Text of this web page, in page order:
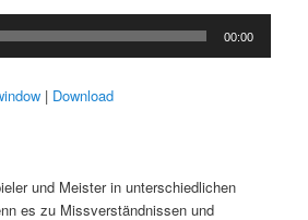
00:00
| Download
und Meister in unterschiedlichen
es zu Missverständnissen und